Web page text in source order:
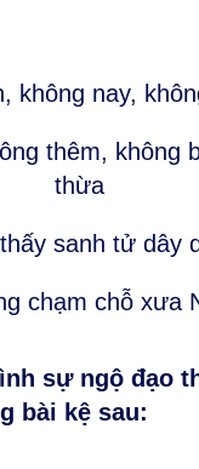
không nay,
thêm, không
thừa
sanh tử dây
chạm chỗ xưa
sự ngộ đạo
bài kệ sau: